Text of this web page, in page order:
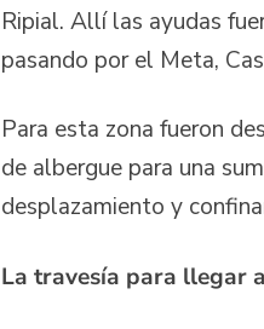
Ripial. Allí las ayudas
pasando por el Meta,
Para esta zona fueron
de albergue para una
desplazamiento y
La travesía para llegar